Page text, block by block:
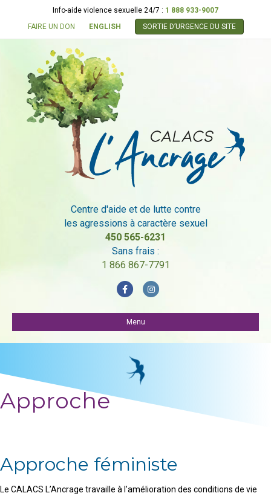
Info-aide violence sexuelle 24/7 : 1 888 933-9007
FAIRE UN DON
ENGLISH SORTIE D’URGENCE DU SITE
Centre d'aide et de lutte contre
les agressions à caractère sexuel
450 565-6231
Sans frais :
1 866 867-7791
FacebookInstagram
Menu
Approche
Approche féministe
Le CALACS L’Ancrage travaille à l’amélioration des conditions de vie